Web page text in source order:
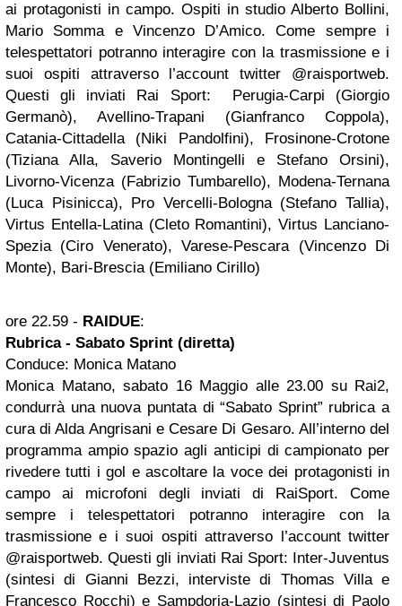
ai protagonisti in campo. Ospiti in studio Alberto Bollini,
Mario Somma e Vincenzo D’Amico. Come sempre i
telespettatori potranno interagire con la trasmissione e i
suoi ospiti attraverso l’account twitter @raisportweb.
Questi gli inviati Rai Sport: Perugia-Carpi (Giorgio
Germanò), Avellino-Trapani (Gianfranco Coppola),
Catania-Cittadella (Niki Pandolfini), Frosinone-Crotone
(Tiziana Alla, Saverio Montingelli e Stefano Orsini),
Livorno-Vicenza (Fabrizio Tumbarello), Modena-Ternana
(Luca Pisinicca), Pro Vercelli-Bologna (Stefano Tallia),
Virtus Entella-Latina (Cleto Romantini), Virtus Lanciano-
Spezia (Ciro Venerato), Varese-Pescara (Vincenzo Di
Monte), Bari-Brescia (Emiliano Cirillo)
ore 22.59 - RAIDUE:
Rubrica - Sabato Sprint (diretta)
Conduce: Monica Matano
Monica Matano, sabato 16 Maggio alle 23.00 su Rai2,
condurrà una nuova puntata di “Sabato Sprint” rubrica a
cura di Alda Angrisani e Cesare Di Gesaro. All’interno del
programma ampio spazio agli anticipi di campionato per
rivedere tutti i gol e ascoltare la voce dei protagonisti in
campo ai microfoni degli inviati di RaiSport. Come
sempre i telespettatori potranno interagire con la
trasmissione e i suoi ospiti attraverso l’account twitter
@raisportweb. Questi gli inviati Rai Sport: Inter-Juventus
(sintesi di Gianni Bezzi, interviste di Thomas Villa e
Francesco Rocchi) e Sampdoria-Lazio (sintesi di Paolo